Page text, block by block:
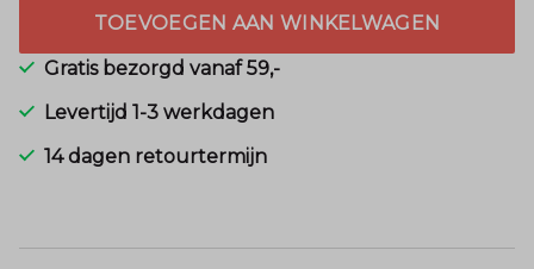
TOEVOEGEN AAN WINKELWAGEN
Gratis bezorgd vanaf 59,-
Levertijd 1-3 werkdagen
14 dagen retourtermijn